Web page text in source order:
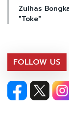
Zulhas
"Toke"
FOLLOW US